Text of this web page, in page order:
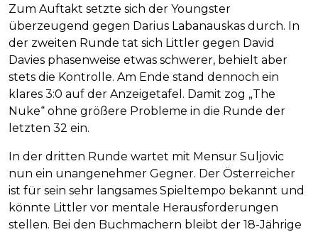
Zum Auftakt setzte sich der Youngster
überzeugend gegen Darius Labanauskas durch. In
der zweiten Runde tat sich Littler gegen David
Davies phasenweise etwas schwerer, behielt aber
stets die Kontrolle. Am Ende stand dennoch ein
klares 3:0 auf der Anzeigetafel. Damit zog „The
Nuke“ ohne größere Probleme in die Runde der
letzten 32 ein.
In der dritten Runde wartet mit Mensur Suljovic
nun ein unangenehmer Gegner. Der Österreicher
ist für sein sehr langsames Spieltempo bekannt und
könnte Littler vor mentale Herausforderungen
stellen. Bei den Buchmachern bleibt der 18-Jährige